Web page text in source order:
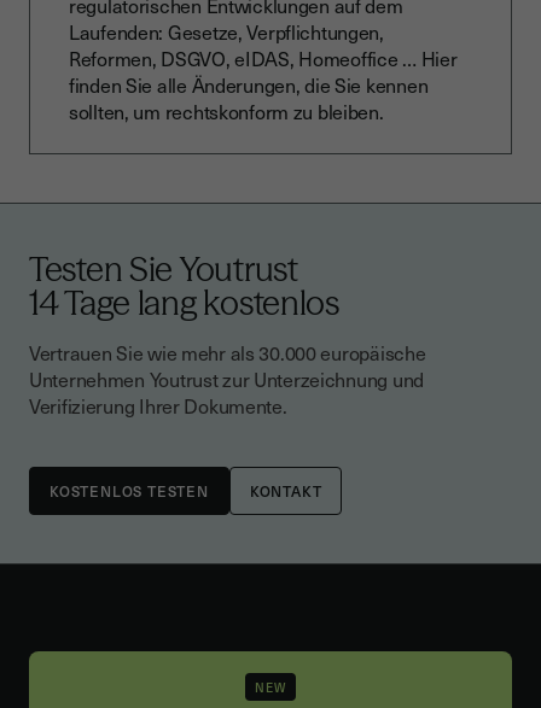
Laufenden: Gesetze, Verpflichtungen,
Reformen, DSGVO, eIDAS, Homeoffice … Hier
finden Sie alle Änderungen, die Sie kennen
sollten, um rechtskonform zu bleiben.
Testen Sie Youtrust
14 Tage lang kostenlos
Vertrauen Sie wie mehr als 30.000 europäische
Unternehmen Youtrust zur Unterzeichnung und
Verifizierung Ihrer Dokumente.
KONTAKT
NEW